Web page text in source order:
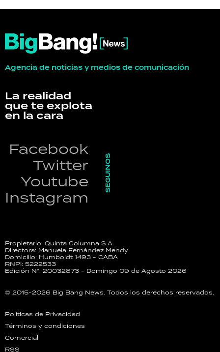
Agencia de noticias y medios de comunicación
La realidad
que te explota
en la cara
Facebook
Twitter
Youtube
Instagram
SEGUINOS
Propietario: Quinta Columna S.A.
Directora: Manuela Fernández Mendy
Domicilio: Humboldt 1493 - CABA
RNPI: 5222533
Edición N°: 20032873 - Domingo 09 de Agosto 2026
© 2015-2026 Big Bang News. Todos los derechos reservados.
Políticas de Privacidad
Términos y condiciones
Comercial
RSS